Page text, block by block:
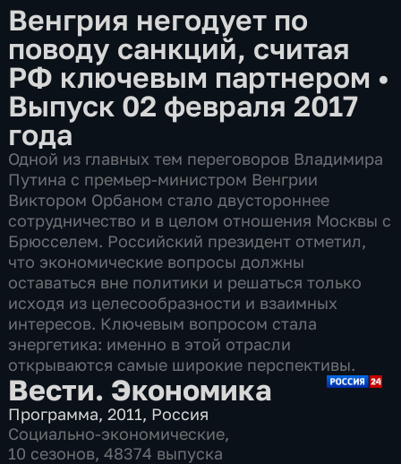
Венгрия негодует по
поводу санкций, считая
РФ ключевым партнером •
Выпуск 02 февраля 2017
года
Одной из главных тем переговоров Владимира
Путина с премьер-министром Венгрии
Виктором Орбаном стало двустороннее
сотрудничество и в целом отношения Москвы с
Брюсселем. Российский президент отметил,
что экономические вопросы должны
оставаться вне политики и решаться только
исходя из целесообразности и взаимных
интересов. Ключевым вопросом стала
энергетика: именно в этой отрасли
открываются самые широкие перспективы.
Вести. Экономика
Программа,2011, Россия
Социально-экономические,
10 сезонов, 48374 выпуска